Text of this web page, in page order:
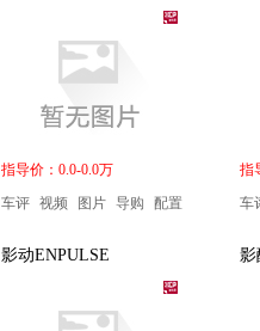
指导价：0.0-0.0万
车评 视频 图片 导购 配置
指
车
影动ENPULSE 影